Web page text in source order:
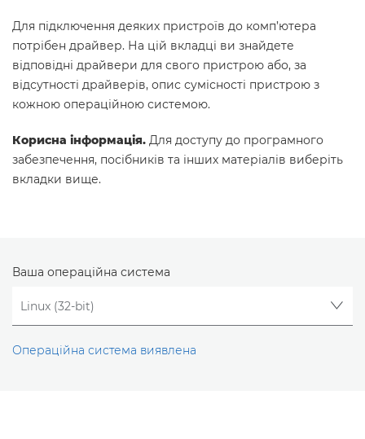
Для підключення деяких пристроїв до комп’ютера
потрібен драйвер. На цій вкладці ви знайдете
відповідні драйвери для свого пристрою або, за
відсутності драйверів, опис сумісності пристрою з
кожною операційною системою.
Корисна інформація. Для доступу до програмного
забезпечення, посібників та інших матеріалів виберіть
вкладки вище.
Ваша операційна система
Операційна система виявлена